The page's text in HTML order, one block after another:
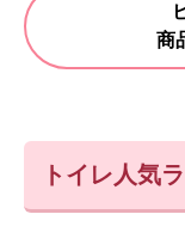
商
トイレ人気